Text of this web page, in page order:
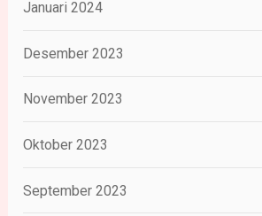
Januari 2024
Desember 2023
November 2023
Oktober 2023
September 2023